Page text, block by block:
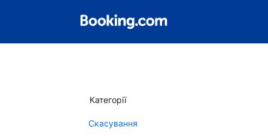
Категорії
Скасування